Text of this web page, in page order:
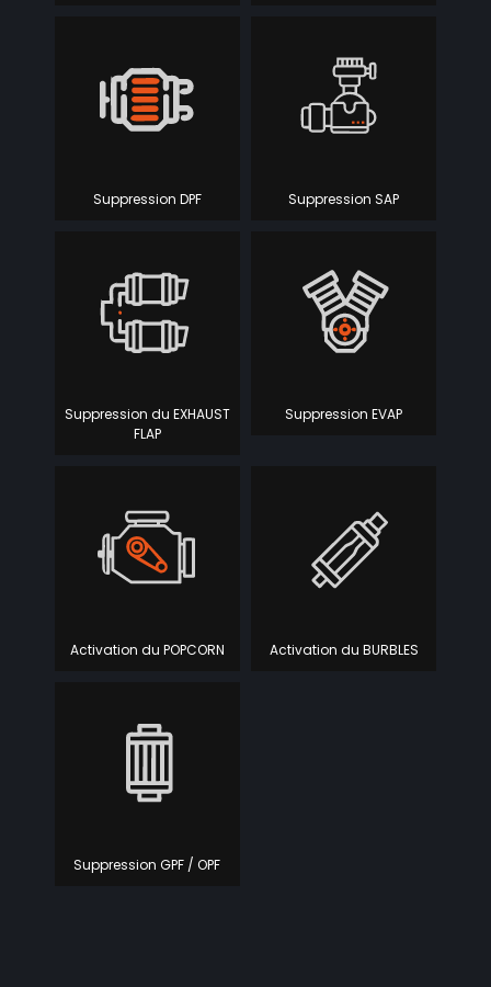
Suppression DPF Suppression SAP
Suppression du EXHAUST
FLAP
Suppression EVAP
Activation du POPCORN Activation du BURBLES
Suppression GPF / OPF